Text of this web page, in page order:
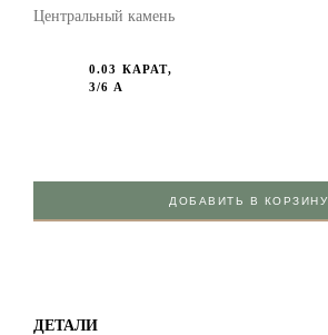
Центральный камень
0.03 КАРАТ,
3/6 А
ДОБАВИТЬ В КОРЗИНУ
ДЕТАЛИ